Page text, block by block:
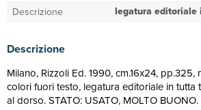
Descrizione legatura
Descrizione
Milano, Rizzoli Ed. 1990, cm.16x24, pp.325,
colori fuori testo, legatura editoriale in tutta
al dorso. STATO: USATO, MOLTO